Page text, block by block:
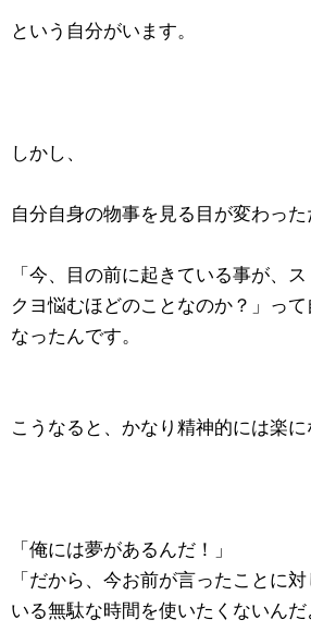
という自分がいます。
しかし、
自分自身の物事を見る目が変わっ
「今、目の前に起きている事が、
クヨ悩むほどのことなのか？」っ
なったんです。
こうなると、かなり精神的には楽
「俺には夢があるんだ！」
「だから、今お前が言ったことに
いる無駄な時間を使いたくないんだ